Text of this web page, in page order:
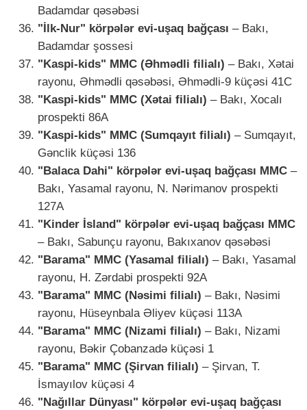
Badamdar qəsəbəsi
"İlk-Nur" körpələr evi-uşaq bağçası – Bakı,
Badamdar şossesi
"Kaspi-kids" MMC (Əhmədli filialı) – Bakı, Xətai
rayonu, Əhmədli qəsəbəsi, Əhmədli-9 küçəsi 41C
"Kaspi-kids" MMC (Xətai filialı) – Bakı, Xocalı
prospekti 86A
"Kaspi-kids" MMC (Sumqayıt filialı) – Sumqayıt,
Gənclik küçəsi 136
"Balaca Dahi" körpələr evi-uşaq bağçası MMC –
Bakı, Yasamal rayonu, N. Nərimanov prospekti
127A
"Kinder İsland" körpələr evi-uşaq bağçası MMC
– Bakı, Sabunçu rayonu, Bakıxanov qəsəbəsi
"Barama" MMC (Yasamal filialı) – Bakı, Yasamal
rayonu, H. Zərdabi prospekti 92A
"Barama" MMC (Nəsimi filialı) – Bakı, Nəsimi
rayonu, Hüseynbala Əliyev küçəsi 113A
"Barama" MMC (Nizami filialı) – Bakı, Nizami
rayonu, Bəkir Çobanzadə küçəsi 1
"Barama" MMC (Şirvan filialı) – Şirvan, T.
İsmayılov küçəsi 4
"Nağıllar Dünyası" körpələr evi-uşaq bağçası